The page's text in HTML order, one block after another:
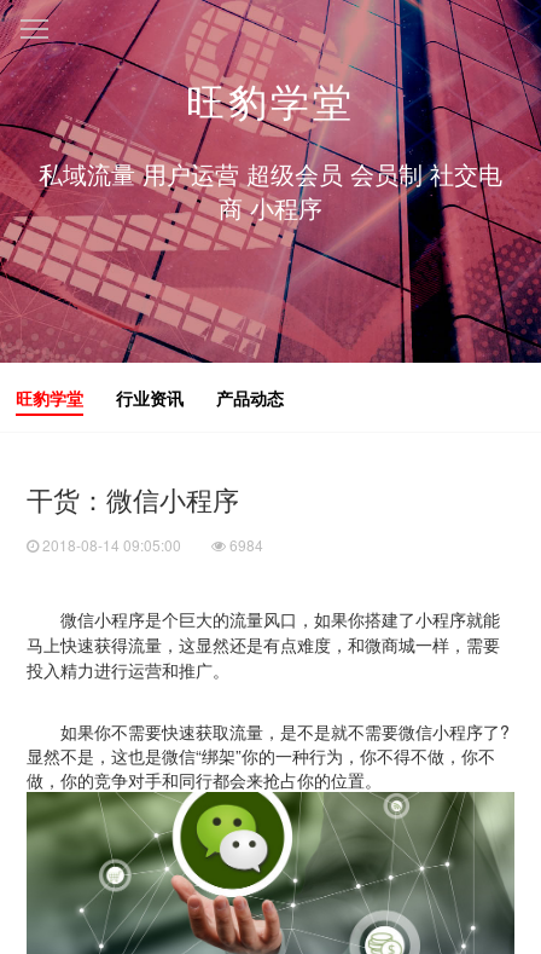
旺豹学堂
私域流量 用户运营 超级会员 会员制 社交电
商 小程序
旺豹学堂 行业资讯 产品动态
干货：微信小程序
2018-08-14 09:05:00 6984
微信小程序是个巨大的流量风口，如果你搭建了小程序就能
马上快速获得流量，这显然还是有点难度，和微商城一样，需要
投入精力进行运营和推广。
如果你不需要快速获取流量，是不是就不需要微信小程序了?
显然不是，这也是微信“绑架”你的一种行为，你不得不做，你不
做，你的竞争对手和同行都会来抢占你的位置。